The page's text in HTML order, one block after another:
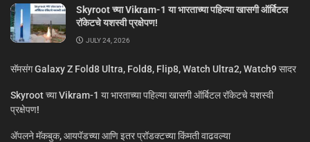
Skyroot च्या Vikram-1 या भारताच्या पहिल्या खासगी ऑर्बिटल
रॉकेटचे यशस्वी प्रक्षेपण!
JULY 24, 2026
सॅमसंग Galaxy Z Fold8 Ultra, Fold8, Flip8, Watch Ultra2, Watch9 सादर
Skyroot च्या Vikram-1 या भारताच्या पहिल्या खासगी ऑर्बिटल रॉकेटचे यशस्वी
प्रक्षेपण!
ॲपलने मॅकबुक, आयपॅडच्या आणि इतर प्रॉडक्टच्या किंमती वाढवल्या